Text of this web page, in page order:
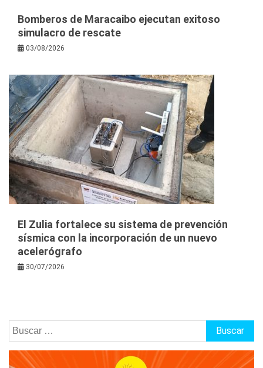
Bomberos de Maracaibo ejecutan exitoso
simulacro de rescate
03/08/2026
El Zulia fortalece su sistema de prevención
sísmica con la incorporación de un nuevo
acelerógrafo
30/07/2026
Buscar: